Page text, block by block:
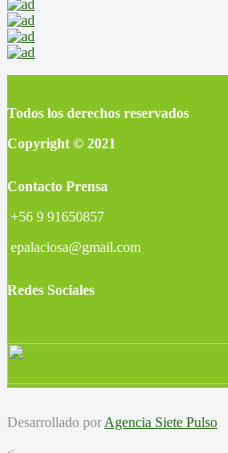
Todos los derechos reservados
Copyright © 2021
Contacto Prensa
+56 9 91650857
epalaciosa@gmail.com
Redes Sociales
Desarrollado por Agencia Siete Pulso